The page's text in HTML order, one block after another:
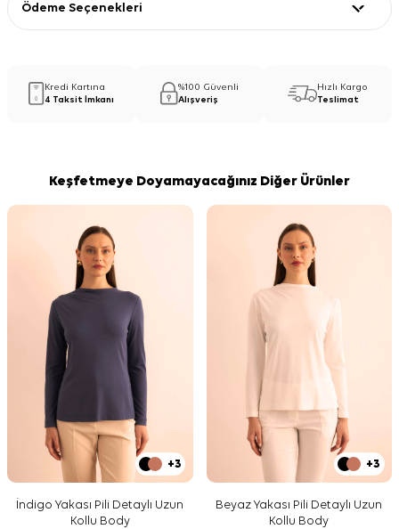
Ödeme Seçenekleri
Kredi Kartına
4 Taksit İmkanı
%100 Güvenli
Alışveriş
Hızlı Kargo
Teslimat
Keşfetmeye Doyamayacağınız Diğer Ürünler
+3
İndigo Yakası Pili Detaylı Uzun
Kollu Body
+3
Beyaz Yakası Pili Detaylı Uzun
Kollu Body